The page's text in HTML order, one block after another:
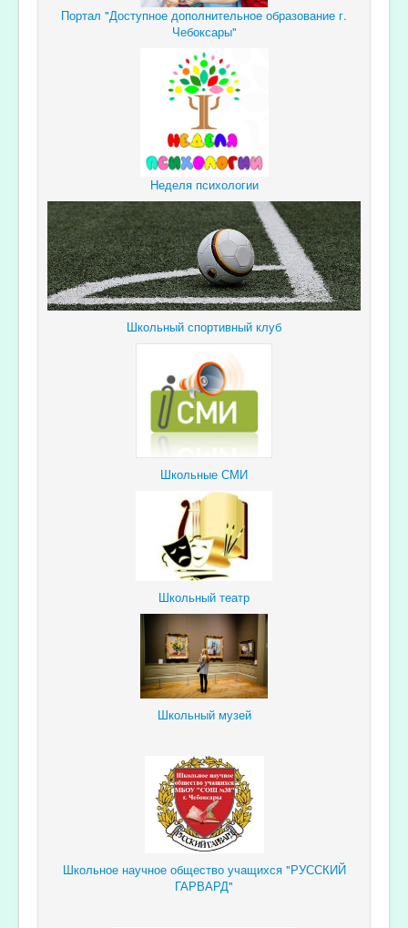
Портал "Доступное дополнительное образование г.
Чебоксары"
Неделя психологии
Школьный спортивный клуб
Школьные СМИ
Школьный театр
Школьный музей
Школьное научное общество учащихся "РУССКИЙ
ГАРВАРД"